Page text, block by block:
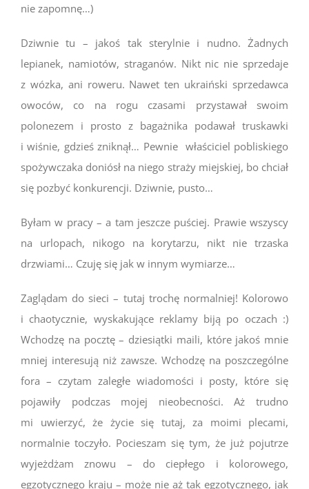
nie zapomnę…)
Dziwnie tu – jakoś tak sterylnie i nudno. Żadnych
lepianek, namiotów, straganów. Nikt nic nie sprzedaje
z wózka, ani roweru. Nawet ten ukraiński sprzedawca
owoców, co na rogu czasami przystawał swoim
polonezem i prosto z bagażnika podawał truskawki
i wiśnie, gdzieś zniknął… Pewnie właściciel pobliskiego
spożywczaka doniósł na niego straży miejskiej, bo chciał
się pozbyć konkurencji. Dziwnie, pusto…
Byłam w pracy – a tam jeszcze puściej. Prawie wszyscy
na urlopach, nikogo na korytarzu, nikt nie trzaska
drzwiami… Czuję się jak w innym wymiarze…
Zaglądam do sieci – tutaj trochę normalniej! Kolorowo
i chaotycznie, wyskakujące reklamy biją po oczach :)
Wchodzę na pocztę – dziesiątki maili, które jakoś mnie
mniej interesują niż zawsze. Wchodzę na poszczególne
fora – czytam zaległe wiadomości i posty, które się
pojawiły podczas mojej nieobecności. Aż trudno
mi uwierzyć, że życie się tutaj, za moimi plecami,
normalnie toczyło. Pocieszam się tym, że już pojutrze
wyjeżdżam znowu – do ciepłego i kolorowego,
egzotycznego kraju – może nie aż tak egzotycznego, jak